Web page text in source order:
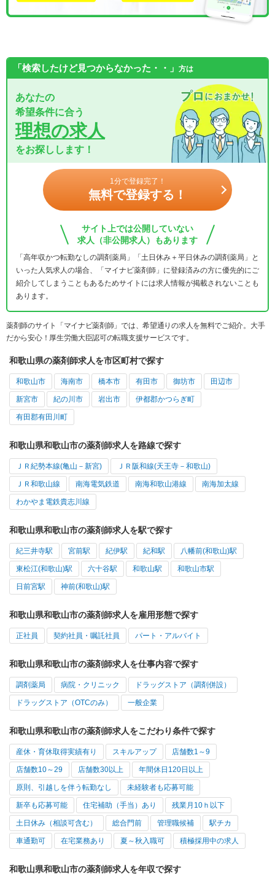
「検索したけど見つからなかった・・」 方は
あなたの
希望条件に合う
理想の求人
をお探しします！
1分で登録完了！
無料で登録する！
サイト上では公開していない
求人（非公開求人）もあります
「高年収かつ転勤なしの調剤薬局」「土日休み＋平日休みの調剤薬局」と
いった人気求人の場合、「マイナビ薬剤師」に登録済みの方に優先的にご
紹介してしまうこともあるためサイトには求人情報が掲載されないことも
あります。
薬剤師のサイト「マイナビ薬剤師」では、希望通りの求人を無料でご紹介。大手
だから安心！厚生労働大臣認可の転職支援サービスです。
和歌山県の薬剤師求人を市区町村で探す
和歌山市 海南市 橋本市 有田市 御坊市 田辺市
新宮市 紀の川市 岩出市 伊都郡かつらぎ町
有田郡有田川町
和歌山県和歌山市の薬剤師求人を路線で探す
ＪＲ紀勢本線(亀山－新宮) ＪＲ阪和線(天王寺－和歌山)
ＪＲ和歌山線 南海電気鉄道 南海和歌山港線 南海加太線
わかやま電鉄貴志川線
和歌山県和歌山市の薬剤師求人を駅で探す
紀三井寺駅 宮前駅 紀伊駅 紀和駅 八幡前(和歌山)駅
東松江(和歌山)駅 六十谷駅 和歌山駅 和歌山市駅
日前宮駅 神前(和歌山)駅
和歌山県和歌山市の薬剤師求人を雇用形態で探す
正社員 契約社員・嘱託社員 パート・アルバイト
和歌山県和歌山市の薬剤師求人を仕事内容で探す
調剤薬局 病院・クリニック ドラッグストア（調剤併設）
ドラッグストア（OTCのみ） 一般企業
和歌山県和歌山市の薬剤師求人をこだわり条件で探す
産休・育休取得実績有り スキルアップ 店舗数1～9
店舗数10～29 店舗数30以上 年間休日120日以上
原則、引越しを伴う転勤なし 未経験者も応募可能
新卒も応募可能 住宅補助（手当）あり 残業月10ｈ以下
土日休み（相談可含む） 総合門前 管理職候補 駅チカ
車通勤可 在宅業務あり 夏～秋入職可 積極採用中の求人
和歌山県和歌山市の薬剤師求人を年収で探す